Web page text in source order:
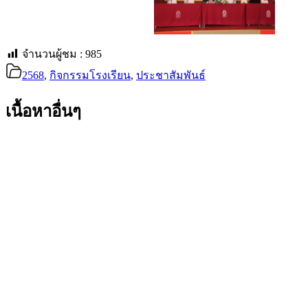
จำนวนผู้ชม : 985
2568, กิจกรรมโรงเรียน, ประชาสัมพันธ์
เนื้อหาอื่นๆ